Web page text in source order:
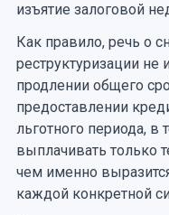
изъятие залоговой
Как правило, речь о
реструктуризации
продлении общего
предоставлении
льготного периода, в
выплачивать только
чем именно
каждой конкретной